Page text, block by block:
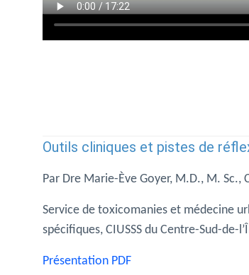
Outils cliniques et pistes de
Par Dre Marie-Ève Goyer, M.D., M. Sc.,
Service de toxicomanies et médecine
spécifiques, CIUSSS du Centre-Sud-de-
Présentation PDF